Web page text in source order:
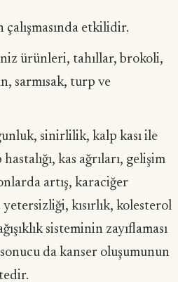
etkilidir.
ürünleri, tahıllar, brokoli,
sarmısak, turp ve
sinirlilik, kalp kası ile
kas ağrıları, gelişim
artış, karaciğer
kısırlık, kolesterol
sistemi­nin zayıflaması
da kanser oluşumunun